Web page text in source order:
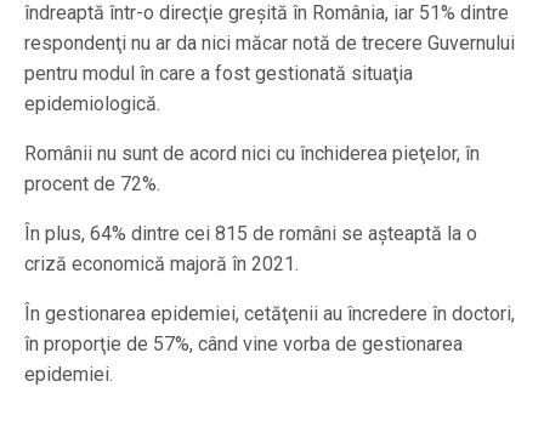
îndreaptă într-o direcţie greşită în România, iar 51% dintre
respondenţi nu ar da nici măcar notă de trecere Guvernului
pentru modul în care a fost gestionată situaţia
epidemiologică.
Românii nu sunt de acord nici cu închiderea pieţelor, în
procent de 72%.
În plus, 64% dintre cei 815 de români se aşteaptă la o
criză economică majoră în 2021.
În gestionarea epidemiei, cetăţenii au încredere în doctori,
în proporţie de 57%, când vine vorba de gestionarea
epidemiei.